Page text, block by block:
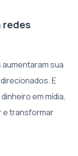
redes
sua
E
em mídia,
e transformar